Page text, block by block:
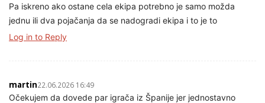
Pa iskreno ako ostane cela ekipa potrebno je samo možda
jednu ili dva pojačanja da se nadogradi ekipa i to je to
Log in to Reply
martin22.06.2026 16:49
Očekujem da dovede par igrača iz Španije jer jednostavno